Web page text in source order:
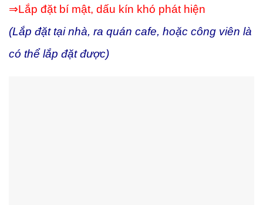
⇒Lắp đặt bí mật, dấu kín khó phát hiện
(Lắp đặt tại nhà, ra quán cafe, hoặc công viên là
có thể lắp đặt được)